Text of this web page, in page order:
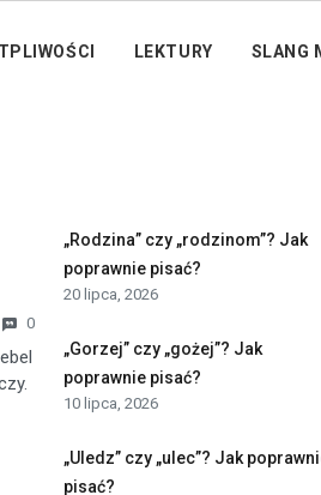
LEKTURY SLANG
0
„Rodzina” czy „rodzinom”? Jak
poprawnie pisać?
20 lipca, 2026
„Gorzej” czy „gożej”? Jak
poprawnie pisać?
10 lipca, 2026
„Uledz” czy „ulec”? Jak
pisać?